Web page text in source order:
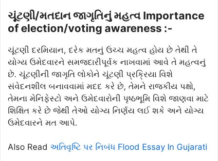
ચૂંટણી/મતદાન જાગૃતિનું મહત્વ Importance
of election/voting awareness :-
ચૂંટણી દરમિયાન, દરેક મતનું ઉચ્ચ મહત્વ હોય છે તેથી તે
યોગ્ય ઉમેદવારને સમજદારીપૂર્વક નાખવામાં આવે તે મહત્વનું
છે. ચૂંટણીની જાગૃતિ લોકોને ચૂંટણી પ્રક્રિયા વિશે
સંવેદનશીલ બનાવવામાં મદદ કરે છે, તેમને રાજકીય પક્ષો,
તેમના મેનિફેસ્ટો અને ઉમેદવારોની પૃષ્ઠભૂમિ વિશે જાણવા માટે
શિક્ષિત કરે છે જેથી તેઓ યોગ્ય નિર્ણય લઈ શકે અને યોગ્ય
ઉમેદવારને મત આપે.
Also Read અતિવૃષ્ટિ પર નિબંધ Flood Essay In Gujarati